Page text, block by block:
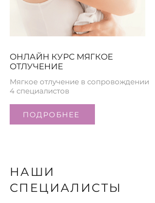
ОНЛАЙН КУРС МЯГКОЕ
ОТЛУЧЕНИЕ
Мягкое отлучение в сопровождении
4 специалистов
ПОДРОБНЕЕ
НАШИ
СПЕЦИАЛИСТЫ